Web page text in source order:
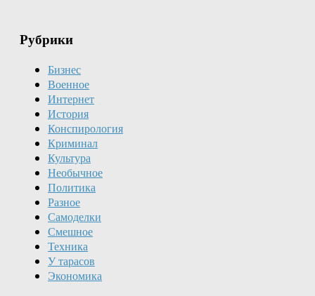
Рубрики
Бизнес
Военное
Интернет
История
Конспирология
Криминал
Культура
Необычное
Политика
Разное
Самоделки
Смешное
Техника
У тарасов
Экономика